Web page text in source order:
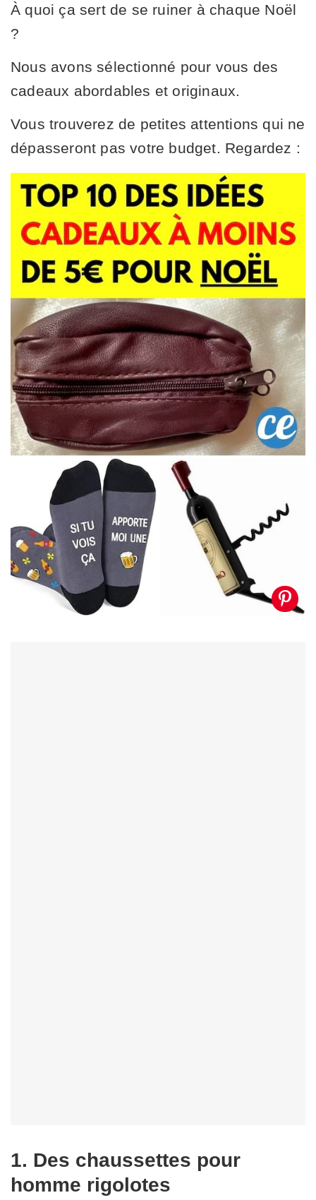
À quoi ça sert de se ruiner à chaque Noël
?
Nous avons sélectionné pour vous des
cadeaux abordables et originaux.
Vous trouverez de petites attentions qui ne
dépasseront pas votre budget. Regardez :
1. Des chaussettes pour
homme rigolotes